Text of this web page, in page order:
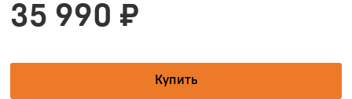
35 990 ₽
Купить